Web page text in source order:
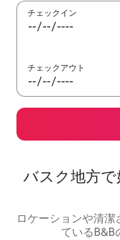
チェックイン
チェックアウト
バスク地方
ロケーションや清
ているB&B